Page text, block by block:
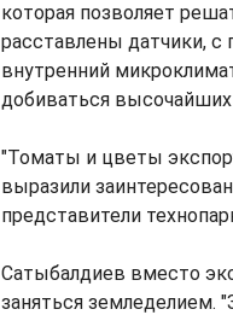
которая позволяет
расставлены датчики,
внутренний
добиваться
"Томаты и цветы
выразили
представители
Сатыбалдиев вместо
заняться земледелием.